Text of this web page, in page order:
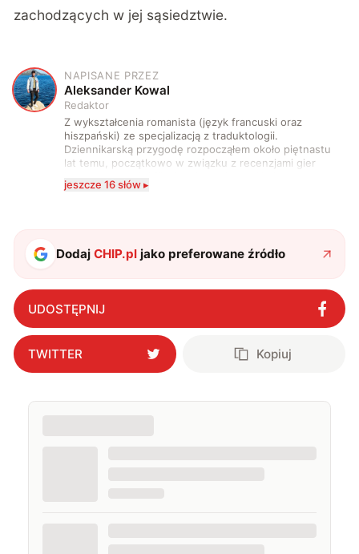
zachodzących w jej sąsiedztwie.
A
NAPISANE PRZEZ
Aleksander Kowal
Redaktor
Z wykształcenia romanista (język francuski oraz
hiszpański) ze specjalizacją z traduktologii.
Dziennikarską przygodę rozpocząłem około piętnastu
lat temu, początkowo w związku z recenzjami gier
komputerowych i filmów. Obecnie publikuję
zdecydowanie częściej na tematy związane z nauką
także uprawiać oraz oglądać sport.
jeszcze 16 słów ▸
DodajCHIP.pl jako preferowane źródło
UDOSTĘPNIJ
TWITTER Kopiuj